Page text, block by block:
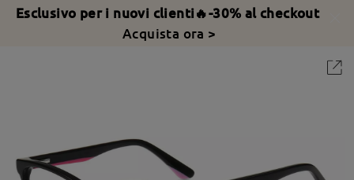
Esclusivo per i nuovi clienti🔥-30% al checkout
Acquista ora >